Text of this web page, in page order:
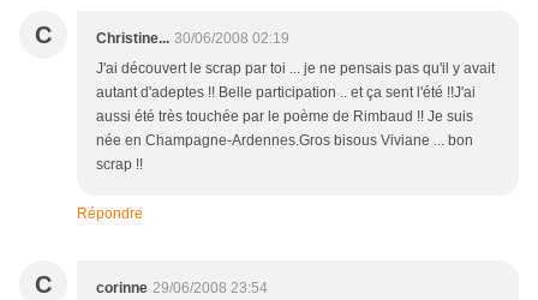
C Christine... 30/06/2008 02:19
J'ai découvert le scrap par toi ... je ne pensais pas qu'il y avait
autant d'adeptes !! Belle participation .. et ça sent l'été !!J'ai
aussi été très touchée par le poème de Rimbaud !! Je suis
née en Champagne-Ardennes.Gros bisous Viviane ... bon
scrap !!
Répondre
C corinne 29/06/2008 23:54